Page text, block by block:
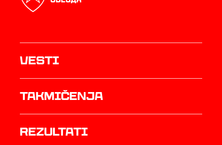
Vesti
Takmičenja
rezultati